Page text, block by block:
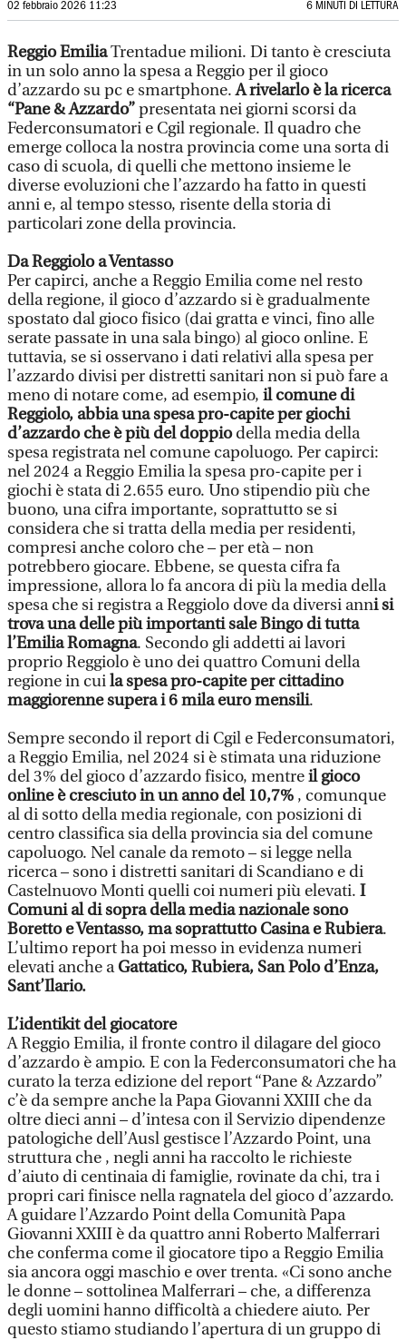
02 febbraio 2026 11:23 6 MINUTI DI LETTURA
Reggio EmiliaTrentadue milioni. Di tanto è cresciuta
in un solo anno la spesa a Reggio per il gioco
d’azzardo su pc e smartphone.A rivelarlo è la ricerca
“Pane & Azzardo”presentata nei giorni scorsi da
Federconsumatori e Cgil regionale. Il quadro che
emerge colloca la nostra provincia come una sorta di
caso di scuola, di quelli che mettono insieme le
diverse evoluzioni che l’azzardo ha fatto in questi
anni e, al tempo stesso, risente della storia di
particolari zone della provincia.
Da Reggiolo a Ventasso
Per capirci, anche a Reggio Emilia come nel resto
della regione, il gioco d’azzardo si è gradualmente
spostato dal gioco fisico (dai gratta e vinci, fino alle
serate passate in una sala bingo) al gioco online. E
tuttavia, se si osservano i dati relativi alla spesa per
l’azzardo divisi per distretti sanitari non si può fare a
meno di notare come, ad esempio, il comune di
Reggiolo, abbia una spesa pro-capite per giochi
d’azzardo che è più del doppiodella media della
spesa registrata nel comune capoluogo. Per capirci:
nel 2024 a Reggio Emilia la spesa pro-capite per i
giochi è stata di 2.655 euro. Uno stipendio più che
buono, una cifra importante, soprattutto se si
considera che si tratta della media per residenti,
compresi anche coloro che – per età – non
potrebbero giocare. Ebbene, se questa cifra fa
impressione, allora lo fa ancora di più la media della
spesa che si registra a Reggiolo dove da diversi anni si
trova una delle più importanti sale Bingo di tutta
l’Emilia Romagna. Secondo gli addetti ai lavori
proprio Reggiolo è uno dei quattro Comuni della
regione in cuila spesa pro-capite per cittadino
maggiorenne supera i 6 mila euro mensili.
Sempre secondo il report di Cgil e Federconsumatori,
a Reggio Emilia, nel 2024 si è stimata una riduzione
del 3% del gioco d’azzardo fisico, mentreil gioco
online è cresciuto in un anno del 10,7% , comunque
al di sotto della media regionale, con posizioni di
centro classifica sia della provincia sia del comune
capoluogo. Nel canale da remoto – si legge nella
ricerca – sono i distretti sanitari di Scandiano e di
Castelnuovo Monti quelli coi numeri più elevati. I
Comuni al di sopra della media nazionale sono
Boretto e Ventasso, ma soprattutto Casina e Rubiera.
L’ultimo report ha poi messo in evidenza numeri
elevati anche aGattatico, Rubiera, San Polo d’Enza,
Sant’Ilario.
L’identikit del giocatore
A Reggio Emilia, il fronte contro il dilagare del gioco
d’azzardo è ampio. E con la Federconsumatori che ha
curato la terza edizione del report “Pane & Azzardo”
c’è da sempre anche la Papa Giovanni XXIII che da
oltre dieci anni – d’intesa con il Servizio dipendenze
patologiche dell’Ausl gestisce l’Azzardo Point, una
struttura che , negli anni ha raccolto le richieste
d’aiuto di centinaia di famiglie, rovinate da chi, tra i
propri cari finisce nella ragnatela del gioco d’azzardo.
A guidare l’Azzardo Point della Comunità Papa
Giovanni XXIII è da quattro anni Roberto Malferrari
che conferma come il giocatore tipo a Reggio Emilia
sia ancora oggi maschio e over trenta. «Ci sono anche
le donne – sottolinea Malferrari – che, a differenza
degli uomini hanno difficoltà a chiedere aiuto. Per
questo stiamo studiando l’apertura di un gruppo di